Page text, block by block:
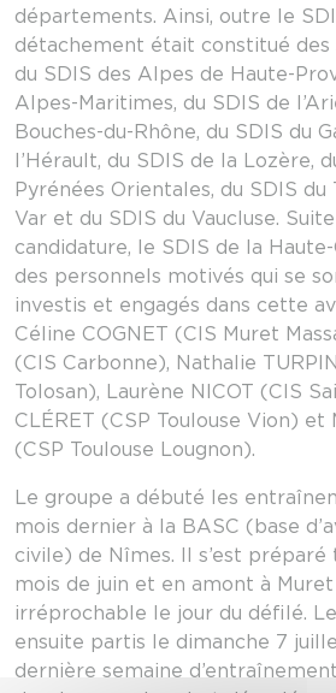
départements. Ainsi, outre le
détachement était constitué des
du SDIS des Alpes de Haute-
Alpes-Maritimes, du SDIS de
Bouches-du-Rhône, du SDIS du
l’Hérault, du SDIS de la Lozère,
Pyrénées Orientales, du SDIS du
Var et du SDIS du Vaucluse.
candidature, le SDIS de la
des personnels motivés qui se
investis et engagés dans cette
Céline COGNET (CIS Muret
(CIS Carbonne), Nathalie
Tolosan), Laurène NICOT (CIS
CLÉRET (CSP Toulouse Vion) et
(CSP Toulouse Lougnon).
Le groupe a débuté les
mois dernier à la BASC (base
civile) de Nîmes. Il s’est préparé
mois de juin et en amont à
irréprochable le jour du défilé.
ensuite partis le dimanche 7
dernière semaine